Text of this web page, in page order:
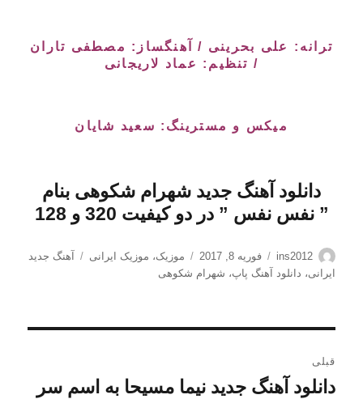
ترانه: علی بحرینی / آهنگساز: مصطفی تاران
/ تنظیم: عماد لاریجانی
میکس و مسترینگ: سعید شایان
دانلود آهنگ جدید شهرام شکوهی بنام
” نفس نفس ” در دو کیفیت 320 و 128
نویسنده
ins2012
ارسال
شده
فوریه 8, 2017 دسته‌ها
موزیک، موزیک ایرانی برچسب‌ها
آهنگ جدید
ایرانی، دانلود آهنگ پاپ، شهرام شکوهی
نوشته
قبلی
نوشته
دانلود آهنگ جدید نیما مسیحا به اسم سر